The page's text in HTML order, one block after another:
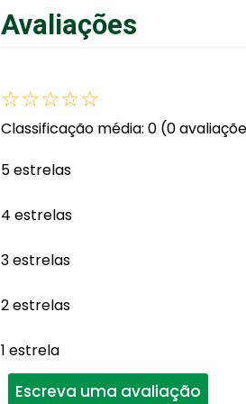
Avaliações
☆☆☆☆☆
Classificação média: 0 (0
5 estrelas
4 estrelas
3 estrelas
2 estrelas
1 estrela
Escreva uma avaliação